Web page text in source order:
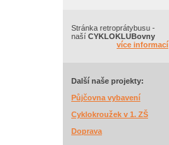
Stránka retroprátybusu -
naší CYKLOKLUBovny
více informací
Další naše projekty:
Půjčovna vybavení
Cyklokroužek v 1. ZŠ
Doprava